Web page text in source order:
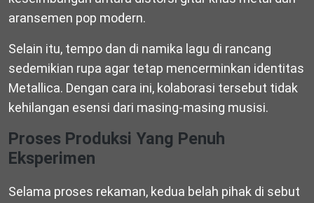
aransemen pop modern.
Selain itu, tempo dan di namika lagu di rancang
sedemikian rupa agar tetap mencerminkan identitas
Metallica. Dengan cara ini, kolaborasi tersebut tidak
kehilangan esensi dari masing-masing musisi.
Proses Produksi Yang Penuh
Eksperimen
Selama proses rekaman, kedua belah pihak di sebut